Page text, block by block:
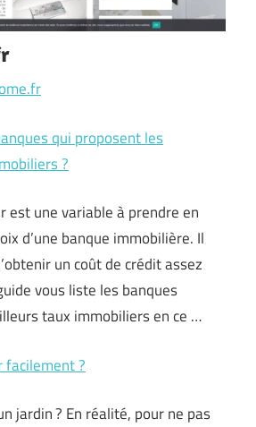
qui proposent les
?
est une variable à prendre en
d’une banque immobilière. Il
un coût de crédit assez
vous liste les banques
taux immobiliers en ce …
facilement ?
jardin ? En réalité, pour ne pas